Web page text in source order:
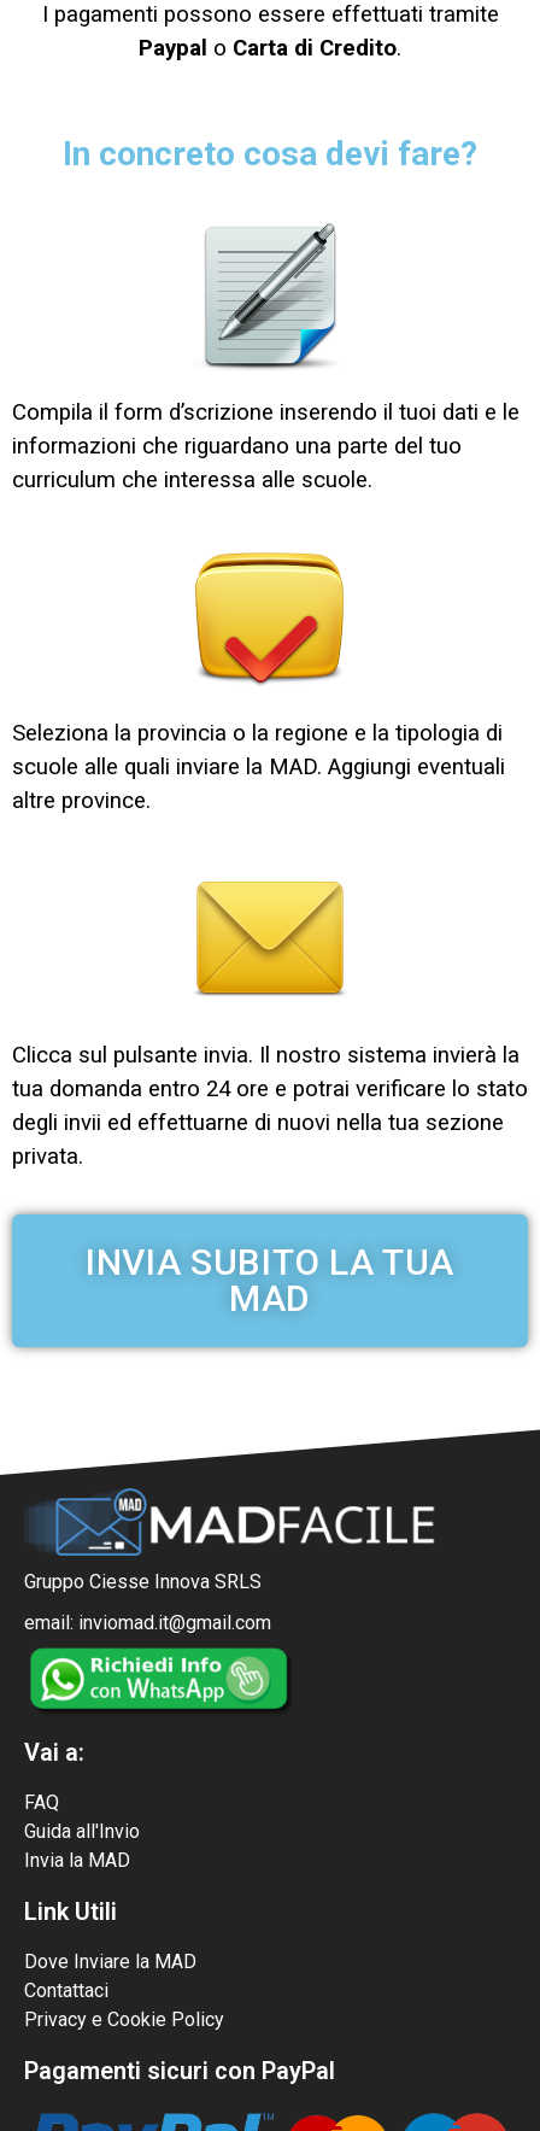
I pagamenti possono essere effettuati tramite
Paypal o Carta di Credito.
In concreto cosa devi fare?
Compila il form d’scrizione inserendo il tuoi dati e le
informazioni che riguardano una parte del tuo
curriculum che interessa alle scuole.
Seleziona la provincia o la regione e la tipologia di
scuole alle quali inviare la MAD. Aggiungi eventuali
altre province.
Clicca sul pulsante invia. Il nostro sistema invierà la
tua domanda entro 24 ore e potrai verificare lo stato
degli invii ed effettuarne di nuovi nella tua sezione
privata.
INVIA SUBITO LA TUA
MAD
Gruppo Ciesse Innova SRLS
email: inviomad.it@gmail.com
Vai a:
FAQ
Guida all'Invio
Invia la MAD
Link Utili
Dove Inviare la MAD
Contattaci
Privacy e Cookie Policy
Pagamenti sicuri con PayPal